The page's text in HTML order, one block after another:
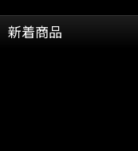
新着商品